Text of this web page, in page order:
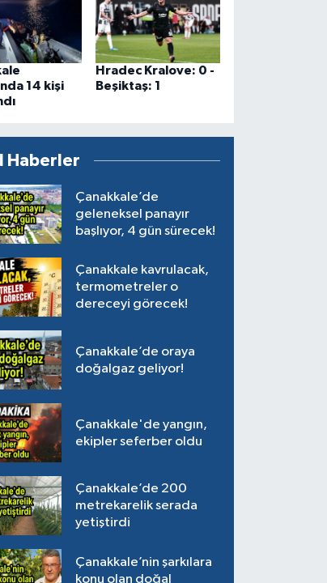
14 kişi
Hradec Kralove: 0 -
Beşiktaş: 1
Haberler
Çanakkale’de
geleneksel panayır
başlıyor, 4 gün sürecek!
Çanakkale kavrulacak,
termometreler o
dereceyi görecek!
Çanakkale’de oraya
doğalgaz geliyor!
Çanakkale'de yangın,
ekipler seferber oldu
Çanakkale’de 200
metrekarelik serada
yetiştirdi
Çanakkale’nin şarkılara
konu olan doğal